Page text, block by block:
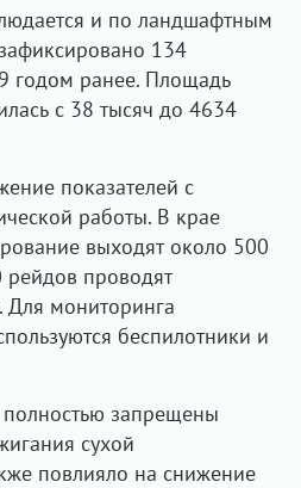
и по ландшафтным
134
годом ранее. Площадь
с 38 тысяч до 4634
показателей с
работы. В крае
выходят около 500
проводят
Для мониторинга
беспилотники и
запрещены
сухой
повлияло на снижение